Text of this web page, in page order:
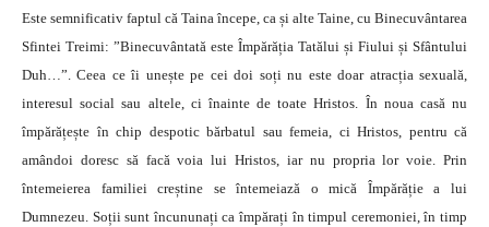
Este semnificativ faptul că Taina începe, ca și alte Taine, cu Binecuvântarea
Sfintei Treimi: ”Binecuvântată este Împărăția Tatălui și Fiului și Sfântului
Duh…”. Ceea ce îi unește pe cei doi soți nu este doar atracția sexuală,
interesul social sau altele, ci înainte de toate Hristos. În noua casă nu
împărățește în chip despotic bărbatul sau femeia, ci Hristos, pentru că
amândoi doresc să facă voia lui Hristos, iar nu propria lor voie. Prin
întemeierea familiei creștine se întemeiază o mică Împărăție a lui
Dumnezeu. Soții sunt încununați ca împărați în timpul ceremoniei, în timp